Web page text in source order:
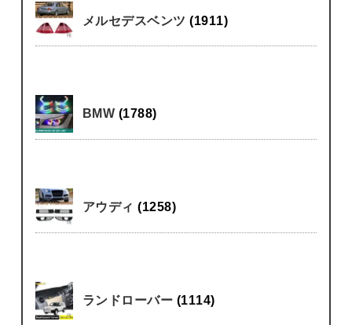
メルセデスベンツ(1911)
BMW (1788)
アウディ(1258)
ランドローバー (1114)